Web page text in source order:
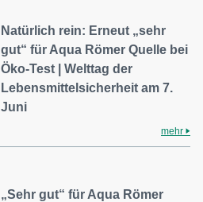
Natürlich rein: Erneut „sehr
gut“ für Aqua Römer Quelle bei
Öko-Test | Welttag der
Lebensmittelsicherheit am 7.
Juni
mehr
„Sehr gut“ für Aqua Römer